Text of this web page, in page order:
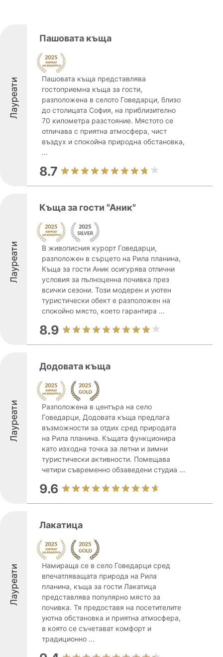
Лауреати
Пашовата къща
Пашовата къща представлява
гостоприемна къща за гости,
разположена в селото Говедарци, близо
до столицата София, на приблизително
70 километра разстояние. Мястото се
отличава с приятна атмосфера, чист
въздух и спокойна природна обстановка,
...
8.7
Лауреати
Къща за гости "Аник"
В живописния курорт Говедарци,
разположен в сърцето на Рила планина,
Къща за гости Аник осигурява отлични
условия за пълноценна почивка през
всички сезони. Този модерен и уютен
туристически обект е разположен на
спокойно място, което гарантира ...
8.9
Лауреати
Додовата къща
Разположена в центъра на село
Говедарци, Додовата къща предлага
възможности за отдих сред природата
на Рила планина. Къщата функционира
като изходна точка за летни и зимни
туристически активности. Помещава
четири съвременно обзаведени студиа ...
9.6
Лауреати
Лакатица
Намираща се в село Говедарци сред
впечатляващата природа на Рила
планина, къща за гости Лакатица
представлява популярно място за
почивка. Тя предоставя на посетителите
уютна обстановка и приятна атмосфера,
в която се съчетават комфорт и
традиционно ...